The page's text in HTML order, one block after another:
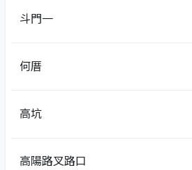
斗門一
何厝
高坑
高陽路叉路口